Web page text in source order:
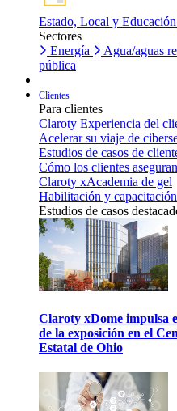
Estado, Local y
Sectores
Energía
Agua/aguas
pública
Clientes
Para clientes
Claroty Experiencia del
Acelerar su viaje de
Estudios de casos de
Cómo los clientes
Claroty xAcademia de gel
Habilitación y
Estudios de casos
Claroty xDome impulsa
de la exposición en el
Estatal de Ohio